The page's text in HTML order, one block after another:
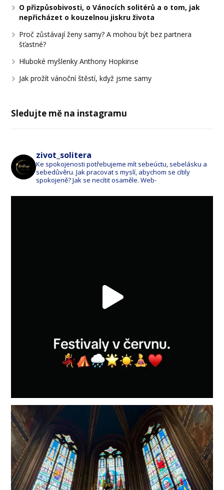
O přizpůsobivosti, o Vánocích solitérů a o tom, jak
nepřicházet o kouzelnou jiskru života
Proč zůstávají ženy samy? A mohou být bez partnera
šťastné?
Hluboké myšlenky Anthony Hopkinse
Jak prožít vánoční štěstí, když jsme samy
Sledujte mě na instagramu
zivot_solitera
Ke spokojenosti potřebujeme mít sebeúctu, sebelásku a
sebedůvěru. Jak pracovat s myslí, abychom se cítily
spokojeně? Jak se necítit osaměle. Web-